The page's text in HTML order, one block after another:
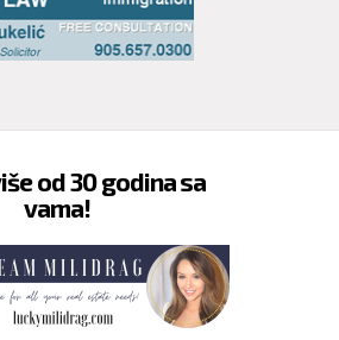
od 30 godina sa
vama!